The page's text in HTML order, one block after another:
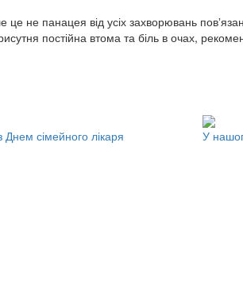
не панацея від усіх захворювань
постійна втома та біль в очах,
Днем сімейного лікаря У